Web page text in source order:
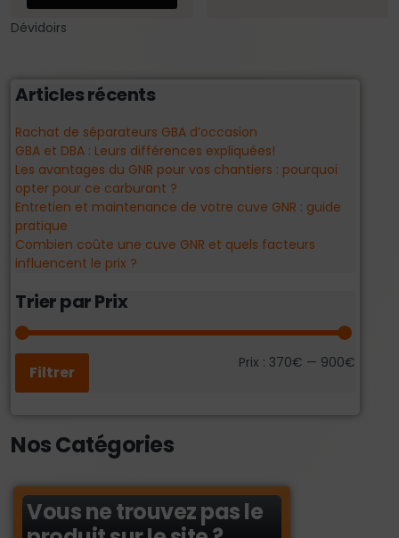
Articles récents
Rachat de séparateurs GBA d’occasion
GBA et DBA : Leurs différences expliquées!
Les avantages du GNR pour vos chantiers : pourquoi
opter pour ce carburant ?
Entretien et maintenance de votre cuve GNR : guide
pratique
Combien coûte une cuve GNR et quels facteurs
influencent le prix ?
Trier par Prix
Filtrer Prix : 370€ — 900€
Nos Catégories
Dévidoirs
Vous ne trouvez pas le